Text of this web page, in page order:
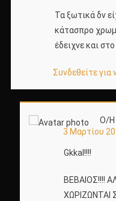
Τα ξωτικά δν
κάτασπρο
έδειχνε και
Συνδεθείτε για
Ο/Η
3 Μαρτίου
Gkkal!!!!
ΒΕΒΑΙΟΣ!!!!
ΧΩΡΙΖΩΝΤΑΙ